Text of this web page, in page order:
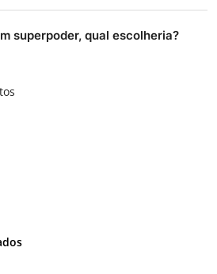
superpoder, qual escolheria?